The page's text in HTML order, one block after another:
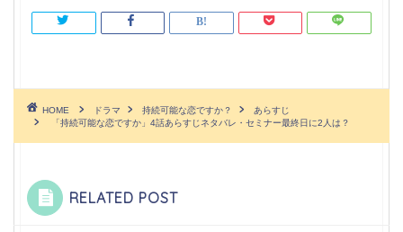
HOME ドラマ 持続可能な恋ですか？
あらすじ
「持続可能な恋ですか」4話あらすじネタバレ・セミナー最終日に2人は？
RELATED POST